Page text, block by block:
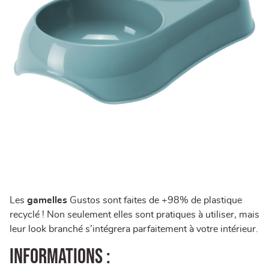
Les gamelles Gustos sont faites de +98% de plastique
recyclé ! Non seulement elles sont pratiques à utiliser, mais
leur look branché s’intégrera parfaitement à votre intérieur.
Informations :